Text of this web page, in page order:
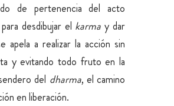
de pertenencia del acto
desdibujar el karma y dar
apela a realizar la acción sin
y evitando todo fruto en la
del dharma, el camino
en liberación.